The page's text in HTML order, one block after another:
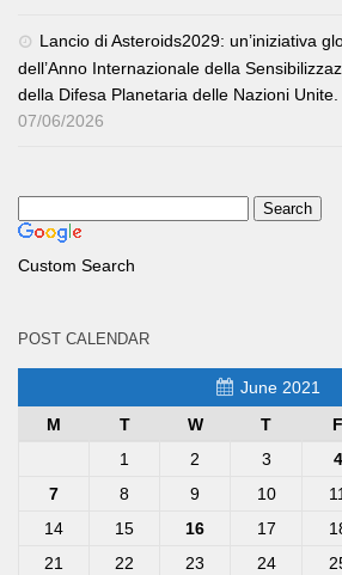
Lancio di Asteroids2029: un’iniziativa
dell’Anno Internazionale della
della Difesa Planetaria delle Nazioni Unite.
07/06/2026
Custom Search
POST CALENDAR
June 2021
M
T W T F
1
2 3 4
7
8 9 10
14
15 16 17
21
22 23 24